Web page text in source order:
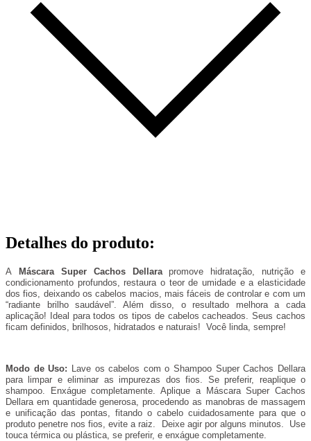
Detalhes do produto:
A Máscara Super Cachos Dellarapromove hidratação, nutrição e
condicionamento profundos, restaura o teor de umidade e a elasticidade
dos fios, deixando os cabelos macios, mais fáceis de controlar e com um
“radiante brilho saudável”. Além disso, o resultado melhora a cada
aplicação! Ideal para todos os tipos de cabelos cacheados. Seus cachos
ficam definidos, brilhosos, hidratados e naturais! Você linda, sempre!
Modo de Uso:
Lave os cabelos com o Shampoo Super Cachos Dellara
para limpar e eliminar as impurezas dos fios. Se preferir, reaplique o
shampoo. Enxágue completamente. Aplique a Máscara Super Cachos
Dellara em quantidade generosa, procedendo as manobras de massagem
e unificação das pontas, fitando o cabelo cuidadosamente para que o
produto penetre nos fios, evite a raiz. Deixe agir por alguns minutos. Use
touca térmica ou plástica, se preferir, e enxágue completamente.